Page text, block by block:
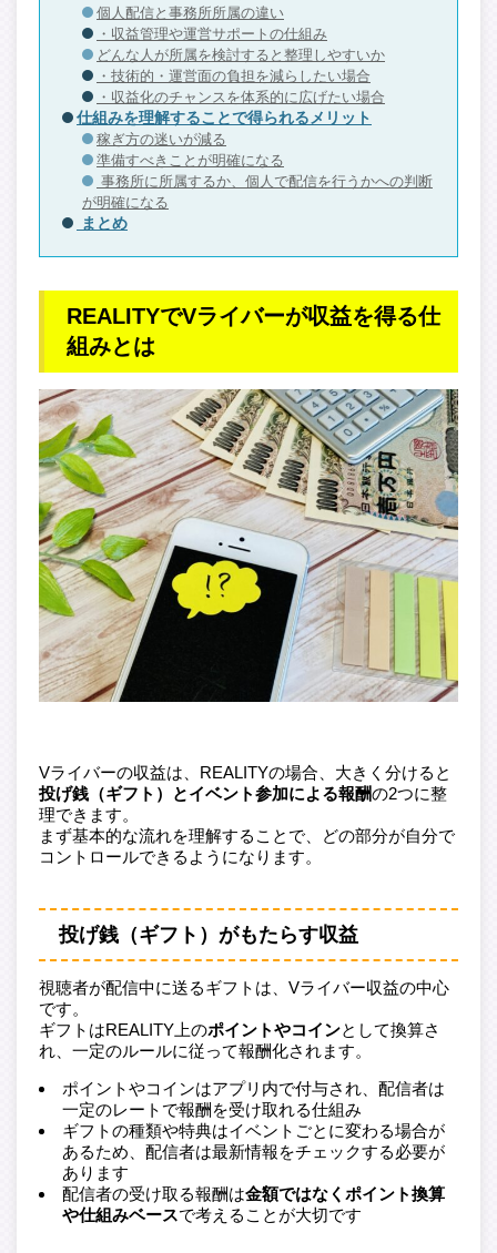
個人配信と事務所所属の違い
・収益管理や運営サポートの仕組み
どんな人が所属を検討すると整理しやすいか
・技術的・運営面の負担を減らしたい場合
・収益化のチャンスを体系的に広げたい場合
仕組みを理解することで得られるメリット
稼ぎ方の迷いが減る
準備すべきことが明確になる
事務所に所属するか、個人で配信を行うかへの判断
が明確になる
まとめ
REALITYでVライバーが収益を得る仕
組みとは
Vライバーの収益は、REALITYの場合、大きく分けると
投げ銭（ギフト）とイベント参加による報酬の2つに整
理できます。
まず基本的な流れを理解することで、どの部分が自分で
コントロールできるようになります。
投げ銭（ギフト）がもたらす収益
視聴者が配信中に送るギフトは、Vライバー収益の中心
です。
ギフトはREALITY上のポイントやコインとして換算さ
れ、一定のルールに従って報酬化されます。
ポイントやコインはアプリ内で付与され、配信者は
一定のレートで報酬を受け取れる仕組み
ギフトの種類や特典はイベントごとに変わる場合が
あるため、配信者は最新情報をチェックする必要が
あります
配信者の受け取る報酬は金額ではなくポイント換算
や仕組みベースで考えることが大切です